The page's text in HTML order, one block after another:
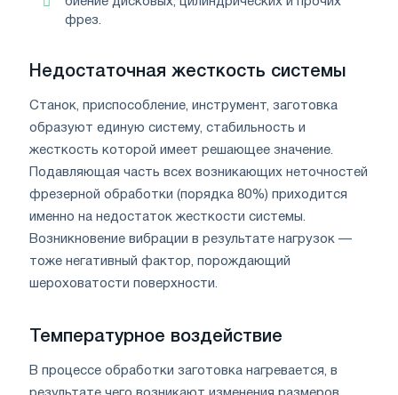
фрез.
Недостаточная жесткость системы
Станок, приспособление, инструмент, заготовка
образуют единую систему, стабильность и
жесткость которой имеет решающее значение.
Подавляющая часть всех возникающих неточностей
фрезерной обработки (порядка 80%) приходится
именно на недостаток жесткости системы.
Возникновение вибрации в результате нагрузок —
тоже негативный фактор, порождающий
шероховатости поверхности.
Температурное воздействие
В процессе обработки заготовка нагревается, в